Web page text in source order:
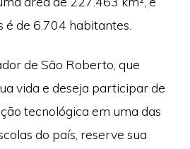
de 6.704 habitantes.
de São Roberto, que
vida e deseja participar de
tecnológica em uma das
do país, reserve sua